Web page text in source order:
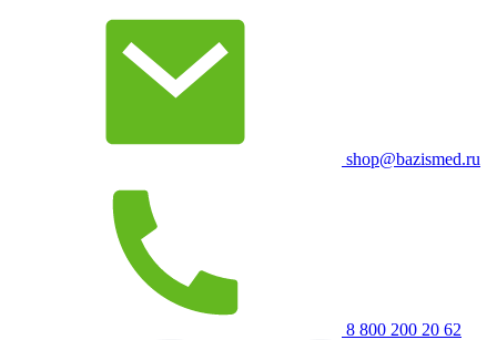
shop@bazismed.ru
8 800 200 20 62